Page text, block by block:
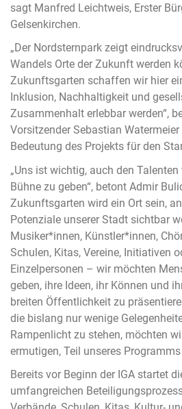
sagt Manfred Leichtweis, Erster
Gelsenkirchen.
„Der Nordsternpark zeigt
Wandels Orte der Zukunft werden
Zukunftsgarten schaffen wir hier
Inklusion, Nachhaltigkeit und
Zusammenhalt erlebbar werden“,
Vorsitzender Sebastian
Bedeutung des Projekts für den
„Uns ist wichtig, auch den
Bühne zu geben“, betont Admir
Zukunftsgarten wird ein Ort sein,
Potenziale unserer Stadt sichtbar
Musiker*innen, Künstler*innen,
Schulen, Kitas, Vereine, Initiativen
Einzelpersonen – wir möchten
geben, ihre Ideen, ihr Können und
breiten Öffentlichkeit zu
die bislang nur wenige
Rampenlicht zu stehen, möchten
ermutigen, Teil unseres Programms
Bereits vor Beginn der IGA startet
umfangreichen